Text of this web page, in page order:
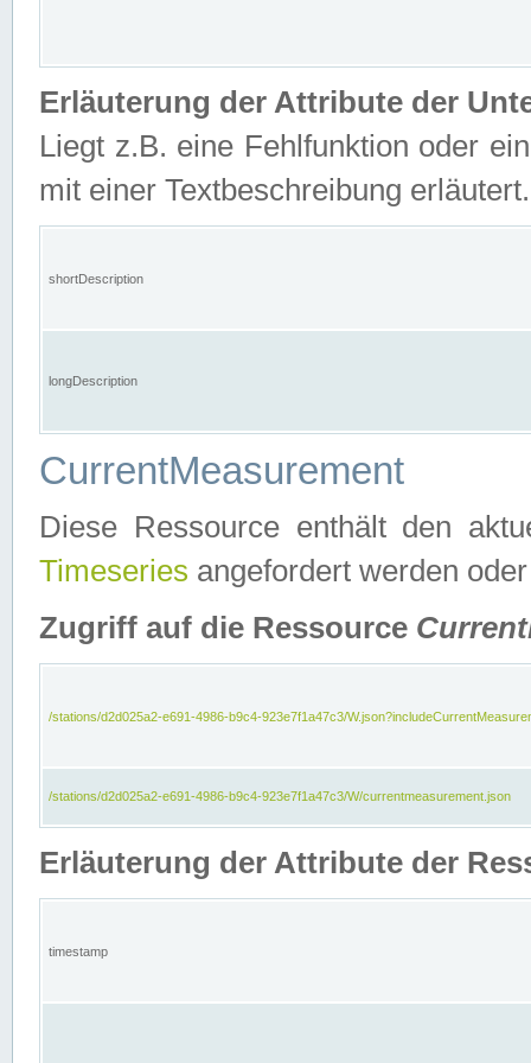
Erläuterung der Attribute der
Liegt z.B. eine Fehlfunktion oder
mit einer Textbeschreibung erläutert.
shortDescription
longDescription
CurrentMeasurement
Diese Ressource enthält den
Timeseries angefordert werden
Zugriff auf die Ressource
/stations/d2d025a2-e691-4986-b9c4-923e7f1a47c3/
/stations/d2d025a2-e691-4986-b9c4-923e7f1a47c3/W/currentmeasurement.json
Erläuterung der Attribute der
timestamp